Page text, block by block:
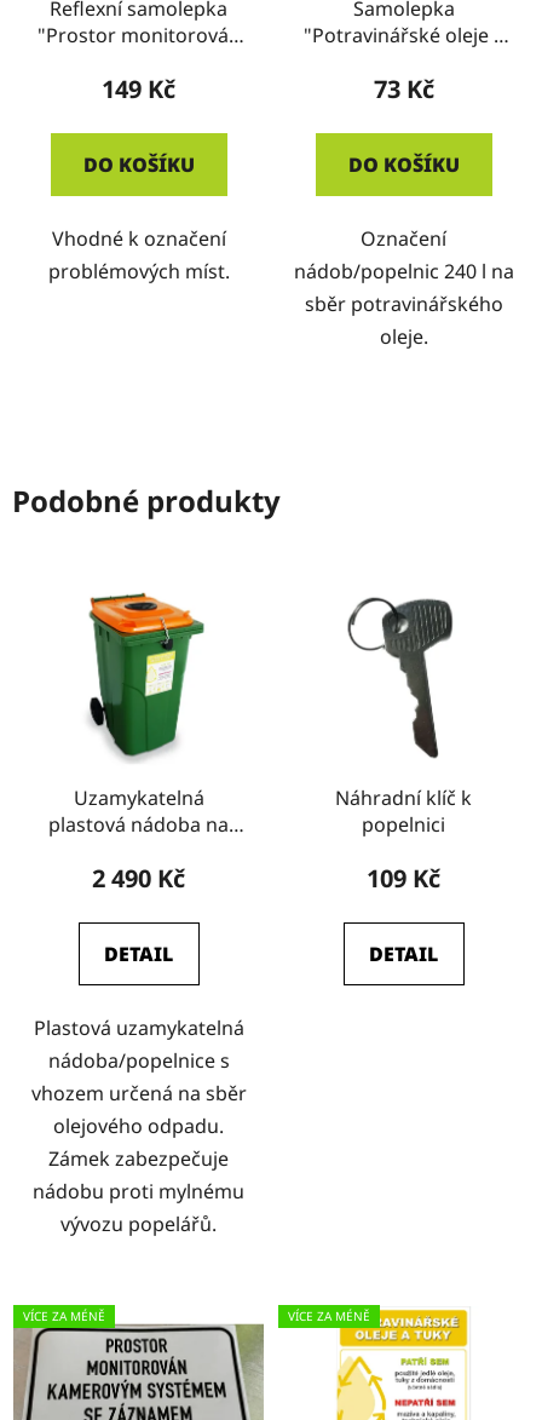
Reflexní samolepka
"Prostor monitorován
se záznamem"
149 Kč
DO KOŠÍKU
Vhodné k označení
problémových míst.
Samolepka
"Potravinářské oleje a
73 Kč
DO KOŠÍKU
Označení
nádob/popelnic 240 l na
sběr potravinářského
oleje.
Podobné produkty
Uzamykatelná
plastová nádoba na
2 490 Kč
DETAIL
Plastová uzamykatelná
nádoba/popelnice s
vhozem určená na sběr
olejového odpadu.
Zámek zabezpečuje
nádobu proti mylnému
vývozu popelářů.
Náhradní klíč k
popelnici
109 Kč
DETAIL
VÍCE ZA MÉNĚ VÍCE ZA MÉNĚ